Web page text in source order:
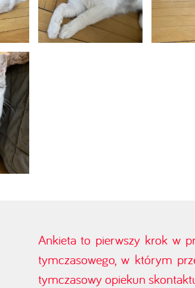
Ankieta to pierwszy krok w
tymczasowego, w którym
tymczasowy opiekun